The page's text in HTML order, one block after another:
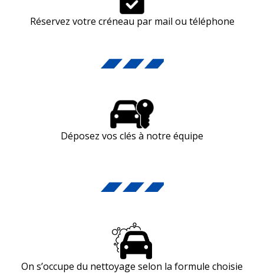
Réservez votre créneau par mail ou téléphone
Déposez vos clés à notre équipe
On s’occupe du nettoyage selon la formule choisie